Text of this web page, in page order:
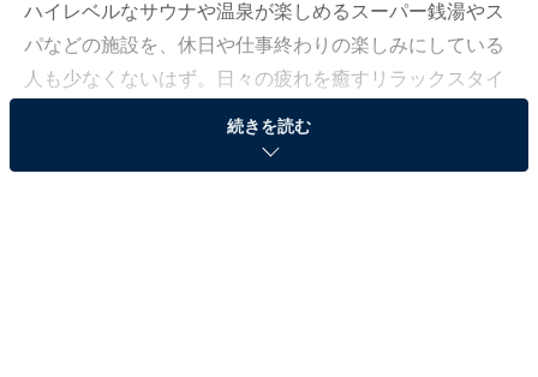
ハイレベルなサウナや温泉が楽しめるスーパー銭湯やス
パなどの施設を、休日や仕事終わりの楽しみにしている
人も少なくないはず。日々の疲れを癒すリラックスタイ
ムは、何物にも代えがたい時間ですよね。しかし、近年
では高い人気をほこる施設も多く、どこに行けばよいか
続きを読む